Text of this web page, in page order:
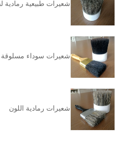
شعيرات طبيعية رمادية
شعيرات سوداء مسلوقة
شعيرات رمادية اللون